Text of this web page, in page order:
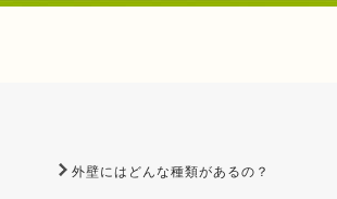
外壁にはどんな種類があるの？